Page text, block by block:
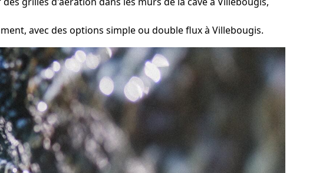
avec des options simple ou double flux à Villebougis.